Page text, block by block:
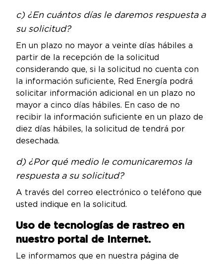
c) ¿En cuántos días le daremos respuesta a
su solicitud?
En un plazo no mayor a veinte días hábiles a
partir de la recepción de la solicitud
considerando que, si la solicitud no cuenta con
la información suficiente, Red Energía podrá
solicitar información adicional en un plazo no
mayor a cinco días hábiles. En caso de no
recibir la información suficiente en un plazo de
diez días hábiles, la solicitud de tendrá por
desechada.
d) ¿Por qué medio le comunicaremos la
respuesta a su solicitud?
A través del correo electrónico o teléfono que
usted indique en la solicitud.
Uso de tecnologías de rastreo en
nuestro portal de Internet.
Le informamos que en nuestra página de